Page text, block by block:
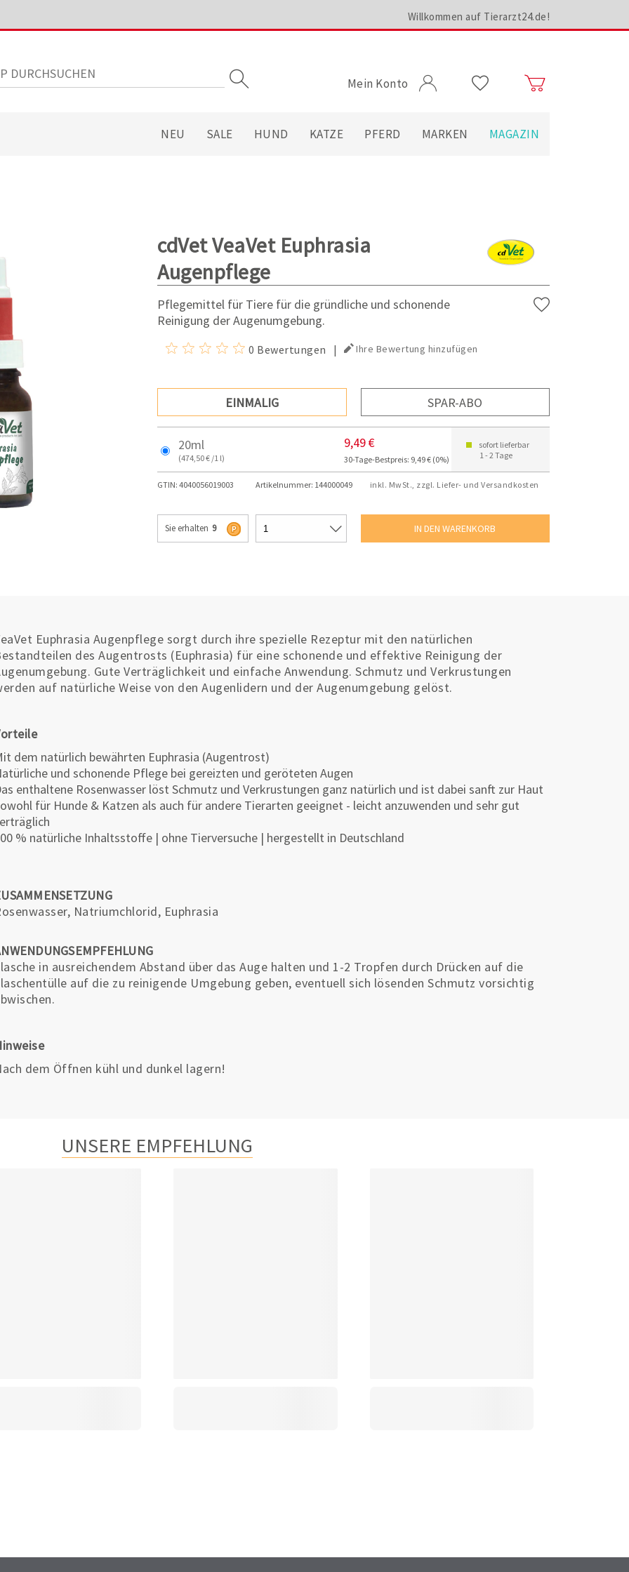
Willkommen auf Tierarzt24.de!
Mein Konto
NEU SALE HUND KATZE PFERD MARKEN MAGAZIN
cdVet VeaVet Euphrasia
Augenpflege
Pflegemittel für Tiere für die gründliche und schonende
Reinigung der Augenumgebung.
0 Bewertungen | Ihre Bewertung hinzufügen
EINMALIG SPAR-ABO
20ml
(474,50 € /1 l)
9,49 €
30-Tage-Bestpreis: 9,49 € (0%)
sofort lieferbar
1 - 2 Tage
GTIN: 4040056019003 Artikelnummer: 144000049 inkl. MwSt., zzgl. Liefer- und Versandkosten
Sie erhalten 9
Euphrasia Augenpflege sorgt durch ihre spezielle Rezeptur mit den natürlichen
des Augentrosts (Euphrasia) für eine schonende und effektive Reinigung der
Gute Verträglichkeit und einfache Anwendung. Schmutz und Verkrustungen
auf natürliche Weise von den Augenlidern und der Augenumgebung gelöst.
dem natürlich bewährten Euphrasia (Augentrost)
und schonende Pflege bei gereizten und geröteten Augen
enthaltene Rosenwasser löst Schmutz und Verkrustungen ganz natürlich und ist dabei sanft zur Haut
für Hunde & Katzen als auch für andere Tierarten geeignet - leicht anzuwenden und sehr gut
% natürliche Inhaltsstoffe | ohne Tierversuche | hergestellt in Deutschland
Natriumchlorid, Euphrasia
in ausreichendem Abstand über das Auge halten und 1-2 Tropfen durch Drücken auf die
auf die zu reinigende Umgebung geben, eventuell sich lösenden Schmutz vorsichtig
dem Öffnen kühl und dunkel lagern!
UNSERE EMPFEHLUNG